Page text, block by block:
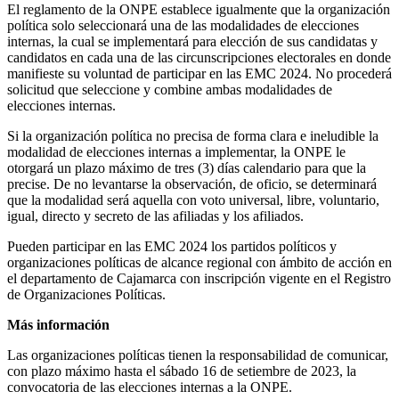
El reglamento de la ONPE establece igualmente que la organización
política solo seleccionará una de las modalidades de elecciones
internas, la cual se implementará para elección de sus candidatas y
candidatos en cada una de las circunscripciones electorales en donde
manifieste su voluntad de participar en las EMC 2024. No procederá
solicitud que seleccione y combine ambas modalidades de
elecciones internas.
Si la organización política no precisa de forma clara e ineludible la
modalidad de elecciones internas a implementar, la ONPE le
otorgará un plazo máximo de tres (3) días calendario para que la
precise. De no levantarse la observación, de oficio, se determinará
que la modalidad será aquella con voto universal, libre, voluntario,
igual, directo y secreto de las afiliadas y los afiliados.
Pueden participar en las EMC 2024 los partidos políticos y
organizaciones políticas de alcance regional con ámbito de acción en
el departamento de Cajamarca con inscripción vigente en el Registro
de Organizaciones Políticas.
Más información
Las organizaciones políticas tienen la responsabilidad de comunicar,
con plazo máximo hasta el sábado 16 de setiembre de 2023, la
convocatoria de las elecciones internas a la ONPE.